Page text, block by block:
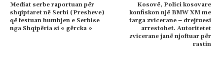
Mediat serbe raportuan për
shqiptaret në Serbi (Presheve)
që festuan humbjen e Serbise
nga Shqipëria si « gërcka »
Kosovë, Polici kosovare
konfiskon një BMW XM me
targa zvicerane – drejtuesi
arrestohet. Autoritetet
zvicerane janë njoftuar për
rastin